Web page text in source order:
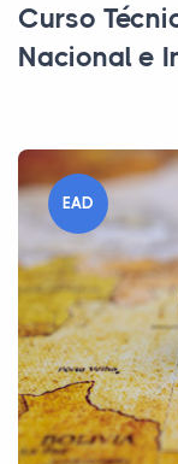
Curso
Nacional e
EAD